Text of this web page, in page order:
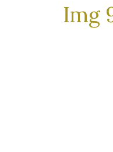
Img